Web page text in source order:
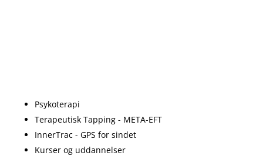
Psykoterapi
Terapeutisk Tapping - META-EFT
InnerTrac - GPS for sindet
Kurser og uddannelser